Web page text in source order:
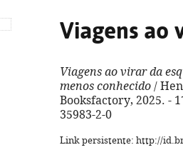
Viagens ao
Viagens ao virar da
menos conhecido /
Booksfactory, 2025. -
35983-2-0
Link persistente: http://